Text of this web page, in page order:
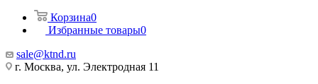
Корзина0
Избранные товары0
sale@ktnd.ru
г. Москва, ул. Электродная 11